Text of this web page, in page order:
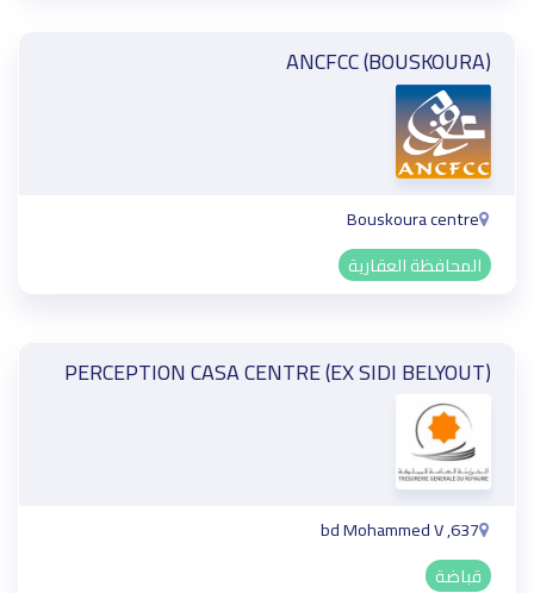
ANCFCC (BOUSKOURA)
Bouskoura centre
المحافظة العقارية
PERCEPTION CASA CENTRE (EX SIDI BELYOUT)
637, bd Mohammed V
قباضة